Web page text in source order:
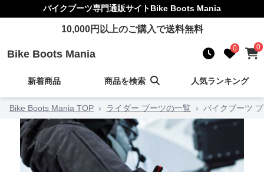
バイクブーツ専門通販サイトBike Boots Mania
10,000円以上のご購入で送料無料
Bike Boots Mania 0 0
新着商品 商品を検索 人気ランキング
Bike Boots Mania TOP › ライダー ブーツの一覧 › バイクブーツ